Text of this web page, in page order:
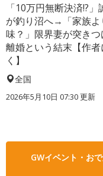
「10万円無断決済!?」
が釣り沼へ→「家族よ
味？」限界妻が突きつ
離婚という結末【作
く】
全国
2026年5月10日 07:30 更新
GWイベント・お